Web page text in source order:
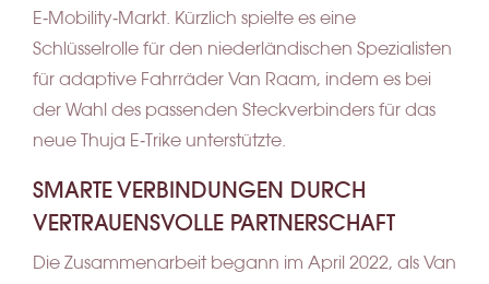
E‑Mobility‑Markt. Kürzlich spielte es eine
Schlüsselrolle für den niederländischen Spezialisten
für adaptive Fahrräder Van Raam, indem es bei
der Wahl des passenden Steckverbinders für das
neue Thuja E‑Trike unterstützte.
SMARTE VERBINDUNGEN DURCH
VERTRAUENSVOLLE PARTNERSCHAFT
Die Zusammenarbeit begann im April 2022, als Van